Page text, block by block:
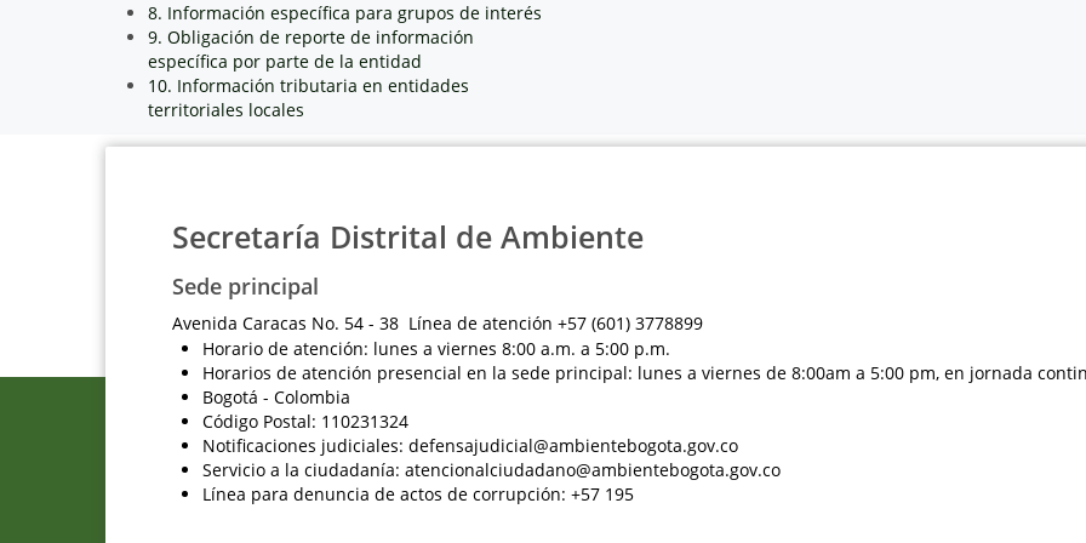
8. Información específica para grupos de interés
9. Obligación de reporte de información
específica por parte de la entidad
10. Información tributaria en entidades
territoriales locales
Secretaría Distrital de Ambiente
Sede principal
Avenida Caracas No. 54 - 38 Línea de atención +57 (601) 3778899
Horario de atención: lunes a viernes 8:00 a.m. a 5:00 p.m.
Horarios de atención presencial en la sede principal: lunes a viernes de 8:00am a 5:00 pm, en jornada
Bogotá - Colombia
Código Postal: 110231324
Notificaciones judiciales: defensajudicial@ambientebogota.gov.co
Servicio a la ciudadanía: atencionalciudadano@ambientebogota.gov.co
Línea para denuncia de actos de corrupción: +57 195